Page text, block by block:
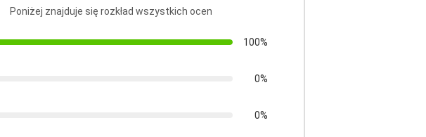
Poniżej znajduje się rozkład wszystkich ocen
100%
0%
0%